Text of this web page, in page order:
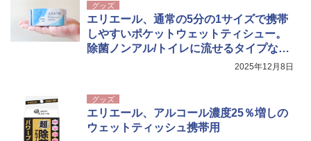
グッズ
エリエール、通常の5分の1サイズで携帯
しやすいポケットウェットティシュー。
除菌ノンアル/トイレに流せるタイプなど
2025年12月8日
グッズ
エリエール、アルコール濃度25％増しの
ウェットティッシュ携帯用